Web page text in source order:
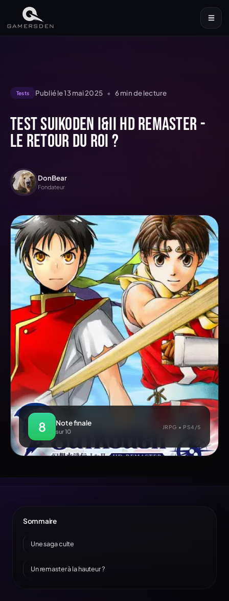
Tests Publié le13 mai 2025 • 6min de lecture
Test Suikoden I&II HD Remaster -
le retour du roi ?
DonBear
Fondateur
8 Note finale
sur 10
JRPG • PS4/5
Sommaire
Une saga culte
Un remaster à la hauteur ?